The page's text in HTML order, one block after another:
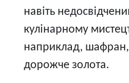
навіть
кулінарному
наприклад, шафран,
дорожче золота.